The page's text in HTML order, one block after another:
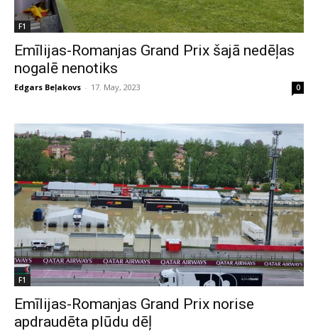
F1
Emīlijas-Romanjas Grand Prix šajā nedēļas
nogalē nenotiks
Edgars Beļakovs - 17. May, 2023 0
F1
Emīlijas-Romanjas Grand Prix norise
apdraudēta plūdu dēļ